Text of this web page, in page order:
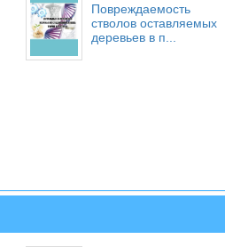
Повреждаемость
стволов оставляемых
деревьев в п...